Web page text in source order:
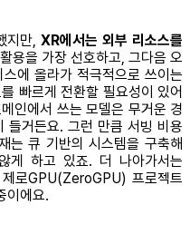
지만,XR에서는 외부 리소스를
용을 가장 선호하고, 그다음 오
에 올라가 적극적으로 쓰이는
빠르게 전환할 필요성이 있어
인에서 쓰는 모델은 무거운 경
들거든요. 그런 만큼 서빙 비용
는 큐 기반의 시스템을 구축해
게 하고 있죠. 더 나아가서는
로GPU(ZeroGPU) 프로젝트
이에요.